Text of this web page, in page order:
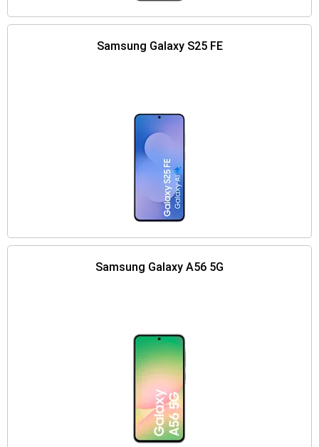
Samsung Galaxy S25 FE
Samsung Galaxy A56 5G